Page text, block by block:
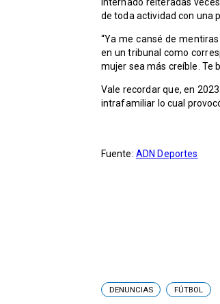
de toda actividad con una
“Ya me cansé de
en un tribunal como
mujer sea más creíble. Te
Vale recordar que, en
intrafamiliar lo cual
Fuente: ADN Deportes
DENUNCIAS FÚTBOL